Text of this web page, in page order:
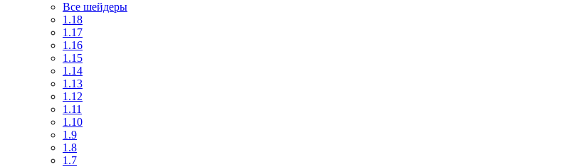
Все шейдеры
1.18
1.17
1.16
1.15
1.14
1.13
1.12
1.11
1.10
1.9
1.8
1.7